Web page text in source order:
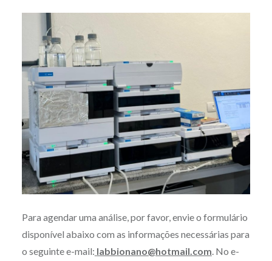
Para agendar uma análise, por favor, envie o formulário
disponível abaixo com as informações necessárias para
o seguinte e-mail: labbionano@hotmail.com. No e-